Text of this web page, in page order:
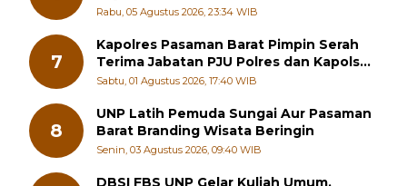
Persiapan!
Rabu, 05 Agustus 2026, 23:34 WIB
7
Kapolres Pasaman Barat Pimpin Serah
Terima Jabatan PJU Polres dan Kapolsek
Sungai Beremas
Sabtu, 01 Agustus 2026, 17:40 WIB
8
UNP Latih Pemuda Sungai Aur Pasaman
Barat Branding Wisata Beringin
Senin, 03 Agustus 2026, 09:40 WIB
DBSI FBS UNP Gelar Kuliah Umum,